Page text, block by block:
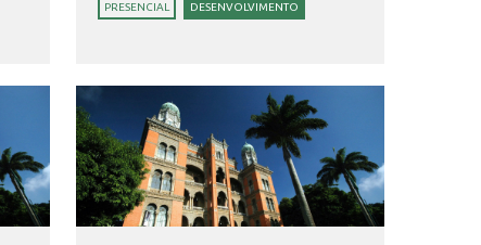
PRESENCIAL DESENVOLVIMENTO